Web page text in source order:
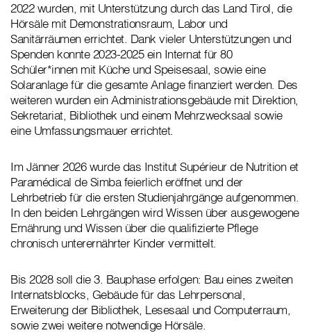
2022 wurden, mit Unterstützung durch das Land Tirol, die
Hörsäle mit Demonstrationsraum, Labor und
Sanitärräumen errichtet. Dank vieler Unterstützungen und
Spenden konnte 2023-2025 ein Internat für 80
Schüler*innen mit Küche und Speisesaal, sowie eine
Solaranlage für die gesamte Anlage finanziert werden. Des
weiteren wurden ein Administrationsgebäude mit Direktion,
Sekretariat, Bibliothek und einem Mehrzwecksaal sowie
eine Umfassungsmauer errichtet.
Im Jänner 2026 wurde das Institut Supérieur de Nutrition et
Paramédical de Simba feierlich eröffnet und der
Lehrbetrieb für die ersten Studienjahrgänge aufgenommen.
In den beiden Lehrgängen wird Wissen über ausgewogene
Ernährung und Wissen über die qualifizierte Pflege
chronisch unterernährter Kinder vermittelt.
Bis 2028 soll die 3. Bauphase erfolgen: Bau eines zweiten
Internatsblocks, Gebäude für das Lehrpersonal,
Erweiterung der Bibliothek, Lesesaal und Computerraum,
sowie zwei weitere notwendige Hörsäle.